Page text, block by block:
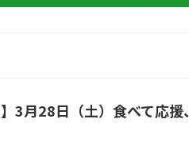
】3月28日（土）食べて応